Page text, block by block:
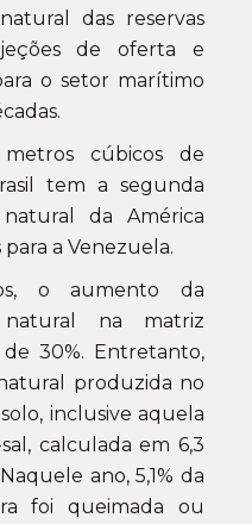
das reservas
de oferta e
o setor marítimo
cúbicos de
tem a segunda
da América
a Venezuela.
o aumento da
na matriz
30%. Entretanto,
produzida no
inclusive aquela
calculada em 6,3
ano, 5,1% da
foi queimada ou